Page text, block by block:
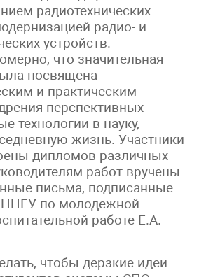
радиотехнических
радио- и
устройств.
что значительная
посвящена
и практическим
перспективных
технологии в науку,
жизнь. Участники
дипломов различных
работ вручены
письма, подписанные
по молодежной
работе Е.А.
чтобы дерзкие идеи